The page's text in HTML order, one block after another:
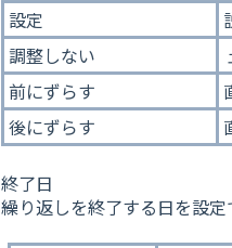
設定
調整しない
前にずらす
後にずらす
終了日
繰り返しを終了する日を設定